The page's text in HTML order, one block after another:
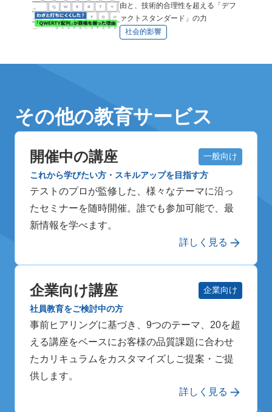
由と、技術的合理性を超える「デフ
ァクトスタンダード」の力
社会的影響
その他の教育サービス
開催中の講座
一般向け
これから学びたい方・スキルアップを目指す方
テストのプロが監修した、様々なテーマに沿っ
たセミナーを随時開催。誰でも参加可能で、最
新情報を学べます。
詳しく見る
企業向け講座
企業向け
社員教育をご検討中の方
事前ヒアリングに基づき、9つのテーマ、20を超
える講座をベースにお客様の品質課題に合わせ
たカリキュラムをカスタマイズしご提案・ご提
供します。
詳しく見る